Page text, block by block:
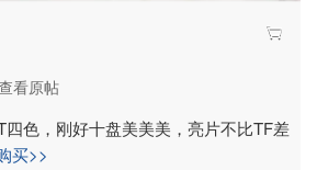
看原帖
色，刚好十盘美美美，亮片不比TF差
买>>